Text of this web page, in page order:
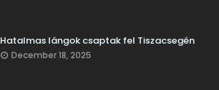
Hatalmas lángok csaptak fel Tiszacsegén
December 18, 2025